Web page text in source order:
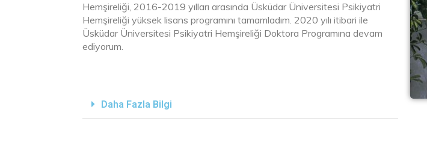
Hemşireliği, 2016-2019 yılları arasında Üsküdar Üniversitesi Psikiyatri
Hemşireliği yüksek lisans programını tamamladım. 2020 yılı itibari ile
Üsküdar Üniversitesi Psikiyatri Hemşireliği Doktora Programına devam
ediyorum.
Daha Fazla Bilgi